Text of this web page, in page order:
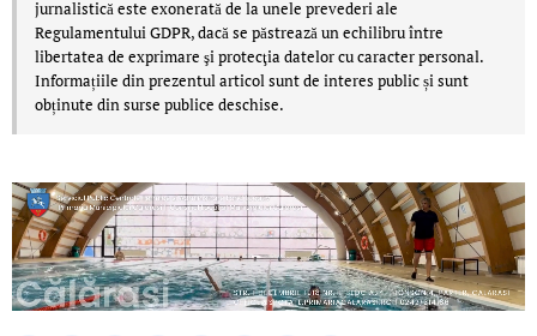
jurnalistică este exonerată de la unele prevederi ale
Regulamentului GDPR, dacă se păstrează un echilibru între
libertatea de exprimare şi protecţia datelor cu caracter personal.
Informațiile din prezentul articol sunt de interes public și sunt
obținute din surse publice deschise.